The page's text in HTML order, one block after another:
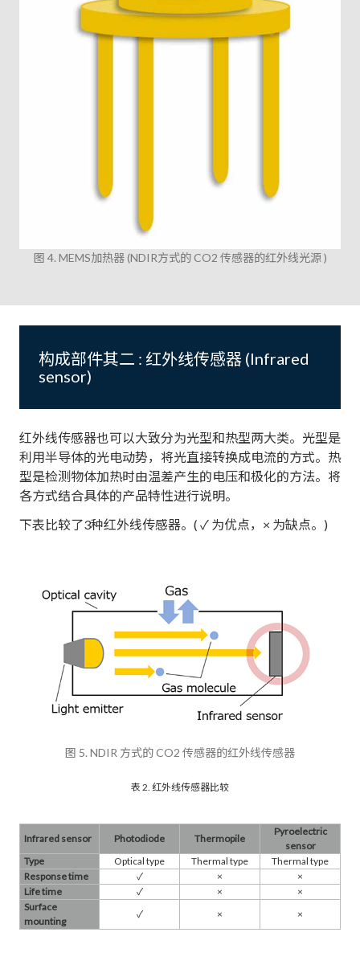
图 4. MEMS加热器 (NDIR方式的 CO2 传感器的红外线光源 )
构成部件其二 : 红外线传感器 (Infrared
sensor)
红外线传感器也可以大致分为光型和热型两大类。光型是
利用半导体的光电动势，将光直接转换成电流的方式。热
型是检测物体加热时由温差产生的电压和极化的方法。将
各方式结合具体的产品特性进行说明。
下表比较了3种红外线传感器。( ✓ 为优点，× 为缺点。)
图 5. NDIR 方式的 CO2 传感器的红外线传感器
表 2. 红外线传感器比较
Infrared sensor Photodiode Thermopile
Pyroelectric
sensor
Type
Optical type Thermal type
Thermal type
Response time
✓​ ×
×
Life time
✓​ ×
×
Surface
mounting
✓​ × ×